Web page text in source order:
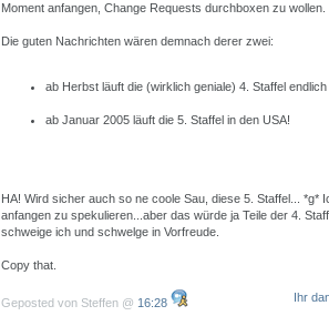
Moment anfangen, Change Requests durchboxen zu wollen.
Die guten Nachrichten wären demnach derer zwei:
ab Herbst läuft die (wirklich geniale) 4. Staffel
ab Januar 2005 läuft die 5. Staffel in den USA!
HA! Wird sicher auch so ne coole Sau, diese 5. Staffel... *g*
anfangen zu spekulieren...aber das würde ja Teile der 4.
schweige ich und schwelge in Vorfreude.
Copy that.
Geposted von Steffen @ 16:28 Ihr